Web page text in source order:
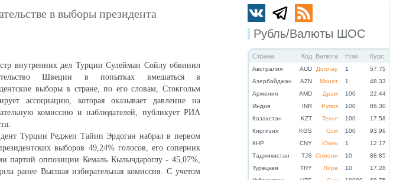
Рубль/Валюты ШОС
Страна Код Валюта Ном. Курс
Австралия AUD Доллар 1
57.75
Азербайджан
AZN Манат 1
48.33
Армения
AMD Драм 100
22.44
Индия
INR Рупия 100
86.30
Казахстан
KZT Тенге 100
17.58
Киргизия
KGS Сом 100
93.96
КНР
CNY Юань 1
12.17
Таджикистан
TJS Сомони 10
88.85
Турецкая
TRY Лира 10
17.28
в выборы президента
внутренних дел Турции Cулейман Сойлу обвинил
Швеции в попытках вмешаться в
выборы в стране, по его словам, Стокгольм
ассоциацию, которая оказывает давление на
комиссию и наблюдателей, публикует РИА
Турции Реджеп Тайип Эрдоган набрал в первом
выборов 49,24% голосов, его соперник
партий оппозиции Кемаль Кылычдароглу - 45,07%,
ранее Высшая избирательная комиссия. С учетом